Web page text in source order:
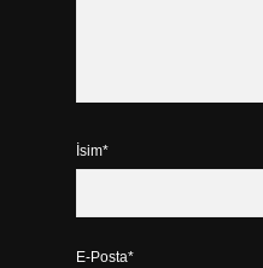
İsim*
E-Posta*